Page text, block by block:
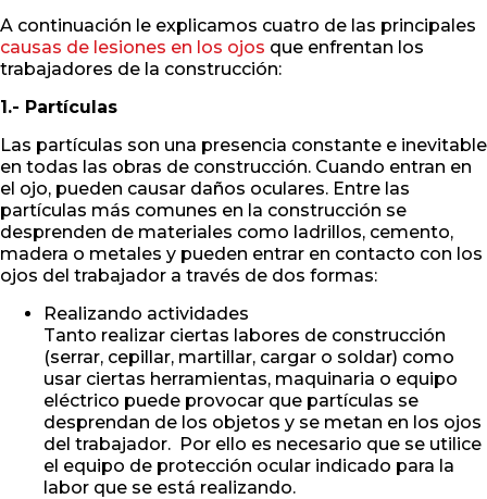
A continuación le explicamos cuatro de las principales
causas de lesiones en los ojos que enfrentan los
trabajadores de la construcción:
1.- Partículas
Las partículas son una presencia constante e inevitable
en todas las obras de construcción. Cuando entran en
el ojo, pueden causar daños oculares. Entre las
partículas más comunes en la construcción se
desprenden de materiales como ladrillos, cemento,
madera o metales y pueden entrar en contacto con los
ojos del trabajador a través de dos formas:
Realizando actividades
Tanto realizar ciertas labores de construcción
(serrar, cepillar, martillar, cargar o soldar) como
usar ciertas herramientas, maquinaria o equipo
eléctrico puede provocar que partículas se
desprendan de los objetos y se metan en los ojos
del trabajador. Por ello es necesario que se utilice
el equipo de protección ocular indicado para la
labor que se está realizando.